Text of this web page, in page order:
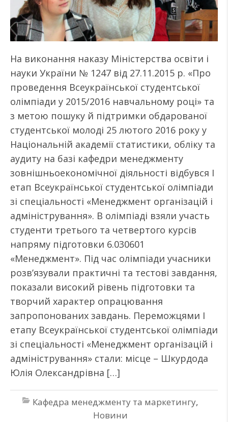
На виконання наказу Міністерства освіти і
науки України № 1247 від 27.11.2015 р. «Про
проведення Всеукраїнської студентської
олімпіади у 2015/2016 навчальному році» та
з метою пошуку й підтримки обдарованої
студентської молоді 25 лютого 2016 року у
Національній академії статистики, обліку та
аудиту на базі кафедри менеджменту
зовнішньоекономічної діяльності відбувся І
етап Всеукраїнської студентської олімпіади
зі спеціальності «Менеджмент організацій і
адміністрування». В олімпіаді взяли участь
студенти третього та четвертого курсів
напряму підготовки 6.030601
«Менеджмент». Під час олімпіади учасники
розв’язували практичні та тестові завдання,
показали високий рівень підготовки та
творчий характер опрацювання
запропонованих завдань. Переможцями І
етапу Всеукраїнської студентської олімпіади
зі спеціальності «Менеджмент організацій і
адміністрування» стали: місце – Шкурдода
Юлія Олександрівна […]
Кафедра менеджменту та маркетингу,
Новини